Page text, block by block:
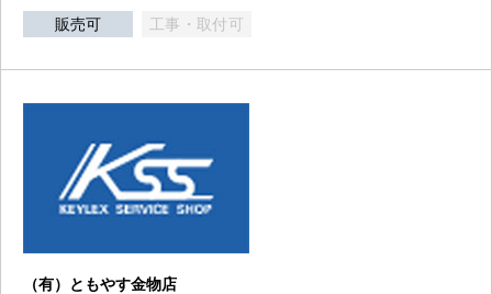
販売可 工事・取付可
（有）ともやす金物店